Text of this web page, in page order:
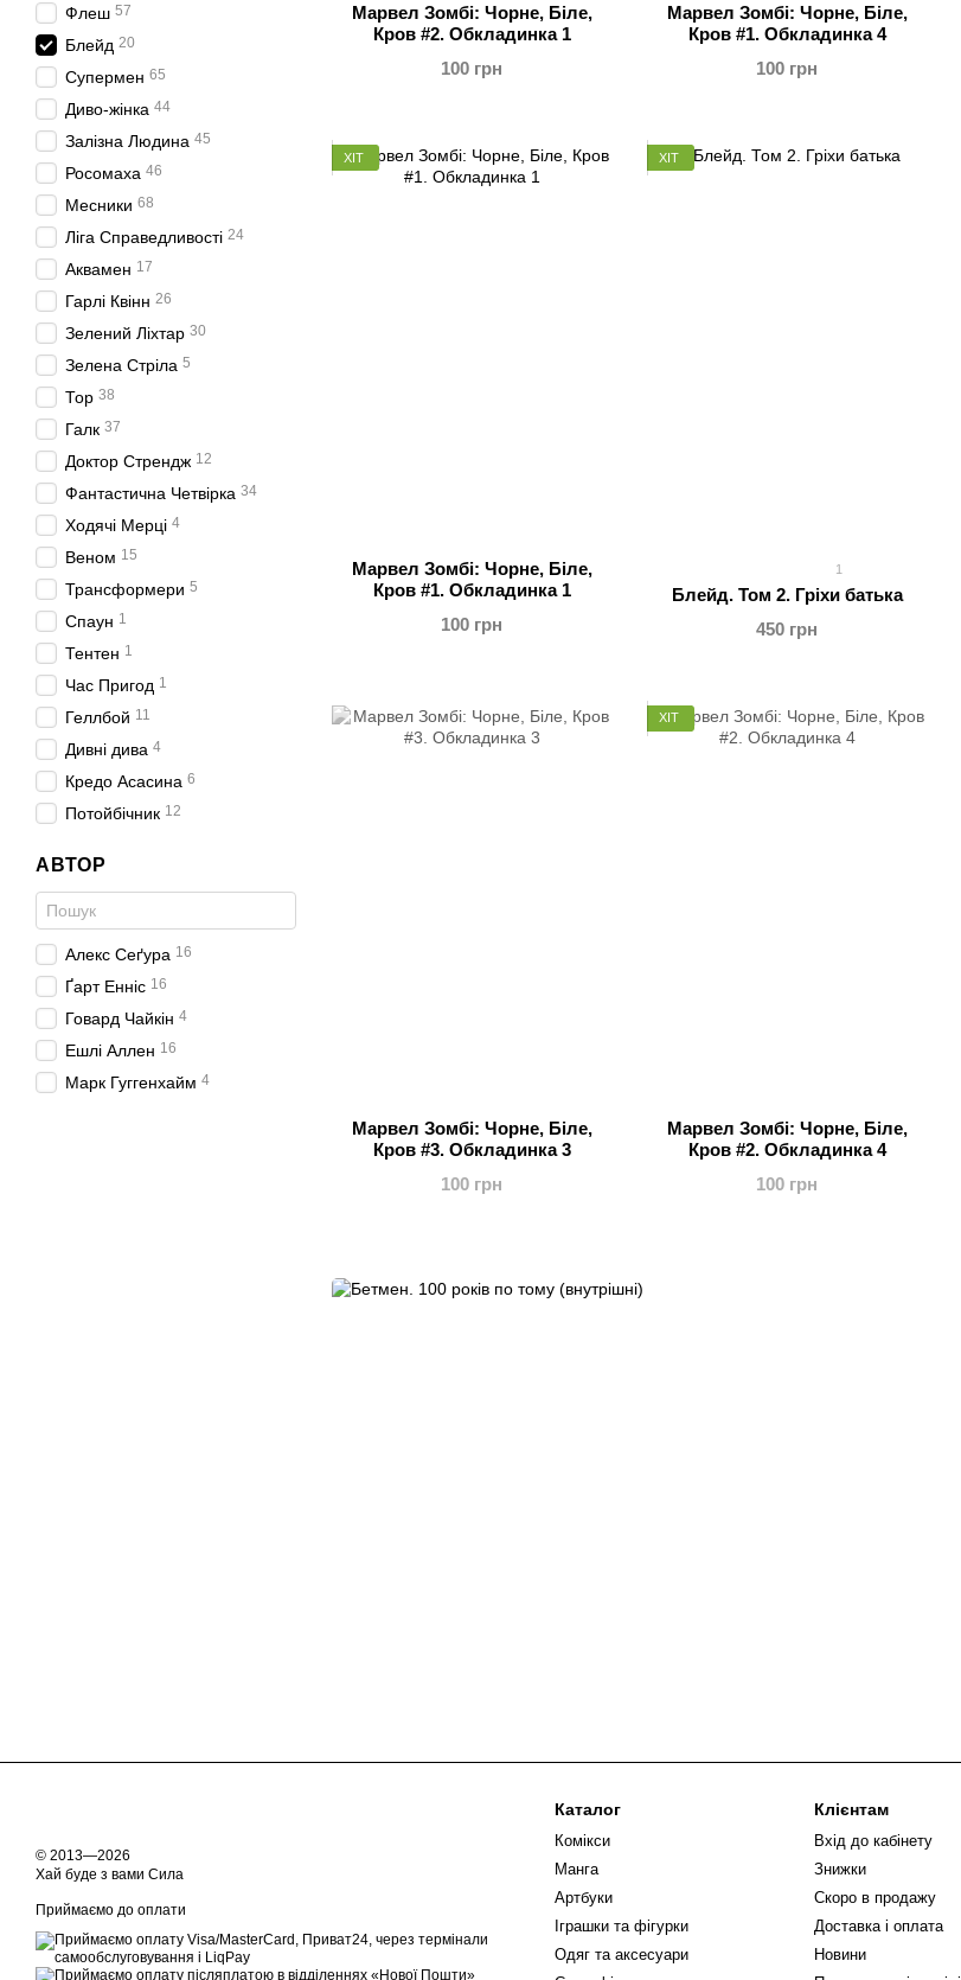
Марвел Зомбі: Чорне, Біле,
Кров #2. Обкладинка 1
100 грн
Марвел Зомбі: Чорне, Біле,
Кров #1. Обкладинка 4
100 грн
ХІТ
Марвел Зомбі: Чорне, Біле,
Кров #1. Обкладинка 1
100 грн
ХІТ
1
Блейд. Том 2. Гріхи батька
450 грн
Марвел Зомбі: Чорне, Біле,
Кров #3. Обкладинка 3
100 грн
ХІТ
Марвел Зомбі: Чорне, Біле,
Кров #2. Обкладинка 4
100 грн
Флеш 57
Блейд 20
Супермен 65
Диво-жінка 44
Залізна Людина 45
Росомаха 46
Месники 68
Ліга Справедливості 24
Аквамен 17
Гарлі Квінн 26
Зелений Ліхтар 30
Зелена Стріла 5
Тор 38
Галк 37
Доктор Стрендж 12
Фантастична Четвірка 34
Ходячі Мерці 4
Веном 15
Трансформери 5
Спаун 1
Тентен 1
Час Пригод 1
Геллбой 11
Дивні дива 4
Кредо Асасина 6
Потойбічник 12
АВТОР
Алекс Сеґура 16
Ґарт Енніс 16
Говард Чайкін 4
Ешлі Аллен 16
Марк Гуггенхайм 4
© 2013—2026
Хай буде з вами Сила
Приймаємо до оплати
Каталог
Комікси
Манга
Артбуки
Іграшки та фігурки
Одяг та аксесуари
Клієнтам
Вхід до кабінету
Знижки
Скоро в продажу
Доставка і оплата
Новини